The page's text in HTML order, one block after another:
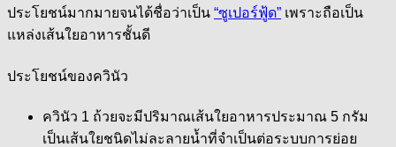
ประโยชน์มากมายจนได้ชื่อว่าเป็น “ซูเปอร์ฟู้ด” เพราะถือเป็น
แหล่งเส้นใยอาหารชั้นดี
ประโยชน์ของควินัว
ควินัว 1 ถ้วยจะมีปริมาณเส้นใยอาหารประมาณ 5 กรัม
เป็นเส้นใยชนิดไม่ละลายน้ำที่จำเป็นต่อระบบการย่อย